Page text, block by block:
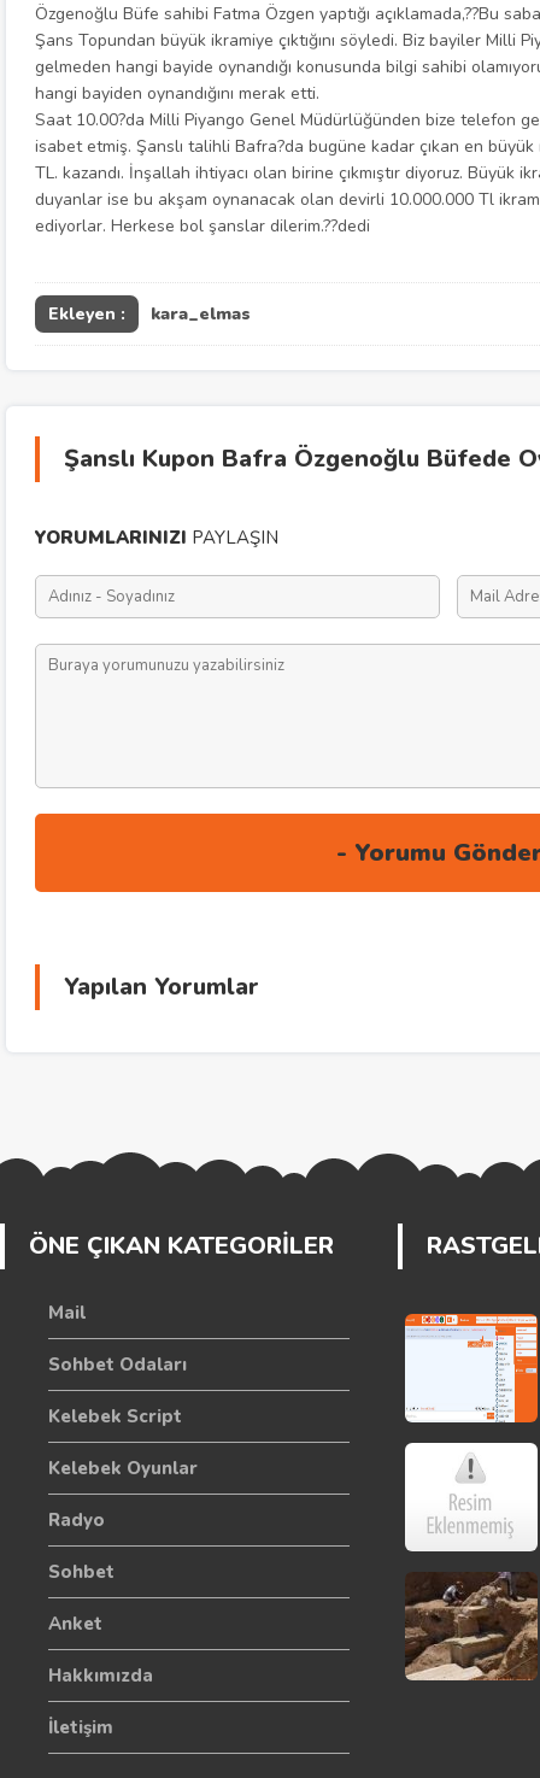
Özgenoğlu Büfe sahibi Fatma Özgen yaptığı açıklamada,??Bu
Şans Topundan büyük ikramiye çıktığını söyledi. Biz bayiler Milli
gelmeden hangi bayide oynandığı konusunda bilgi sahibi
hangi bayiden oynandığını merak etti.
Saat 10.00?da Milli Piyango Genel Müdürlüğünden bize telefon
isabet etmiş. Şanslı talihli Bafra?da bugüne kadar çıkan en
TL. kazandı. İnşallah ihtiyacı olan birine çıkmıştır diyoruz. Büyük
duyanlar ise bu akşam oynanacak olan devirli 10.000.000 Tl
ediyorlar. Herkese bol şanslar dilerim.??dedi
Ekleyen : kara_elmas
Şanslı Kupon Bafra Özgenoğlu Büfede
YORUMLARINIZI PAYLAŞIN
Yapılan Yorumlar
ÖNE ÇIKAN KATEGORİLER
Mail
Sohbet Odaları
Kelebek Script
Kelebek Oyunlar
Radyo
Sohbet
Anket
Hakkımızda
İletişim